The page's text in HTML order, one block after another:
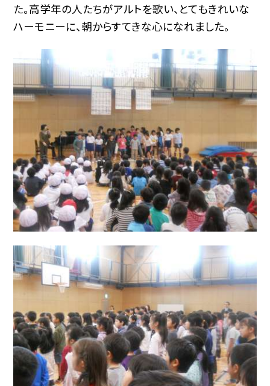
た。高学年の人たちがアルトを歌い、とてもきれいな
ハーモニーに、朝からすてきな心になれました。